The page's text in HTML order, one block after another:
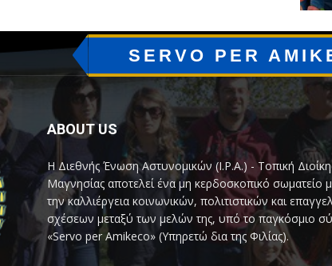
SERVO PER
ABOUT US
Η Διεθνής Ένωση Αστυνομικών (I.P.A.) - Τοπική
Μαγνησίας αποτελεί ένα μη κερδοσκοπικό σωματείο
την καλλιέργεια κοινωνικών, πολιτιστικών και
σχέσεων μεταξύ των μελών της, υπό το παγκόσμιο
«Servo per Amikeco» (Υπηρετώ δια της Φιλίας).